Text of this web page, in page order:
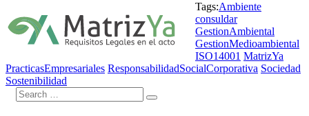
Tags:Ambiente
consuldar
GestionAmbiental
GestionMedioambiental
ISO14001 MatrizYa
PracticasEmpresariales ResponsabilidadSocialCorporativa Sociedad
Sostenibilidad